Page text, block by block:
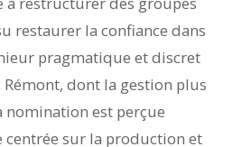
restaurer la confiance dans
pragmatique et discret
dont la gestion plus
nomination est perçue
sur la production et